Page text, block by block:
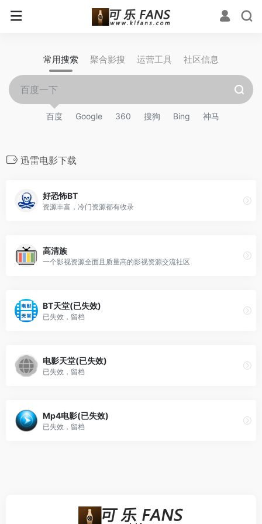
常用搜索 聚合影搜 运营工具 社区信息
百度 Google 360 搜狗 Bing 神马
迅雷电影下载
好恐怖BT
资源丰富，冷门资源都有收录
高清族
一个影视资源全面且质量高的影视资源交流社区
BT天堂(已失效)
已失效，留档
电影天堂(已失效)
已失效，留档
Mp4电影(已失效)
已失效，留档